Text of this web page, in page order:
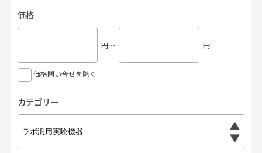
価格
円〜 円
価格問い合せを除く
カテゴリー